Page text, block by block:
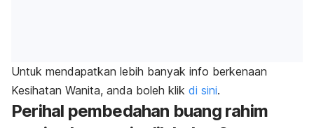
Untuk mendapatkan lebih banyak info berkenaan
Kesihatan Wanita, anda boleh klik di sini.
Perihal pembedahan buang rahim